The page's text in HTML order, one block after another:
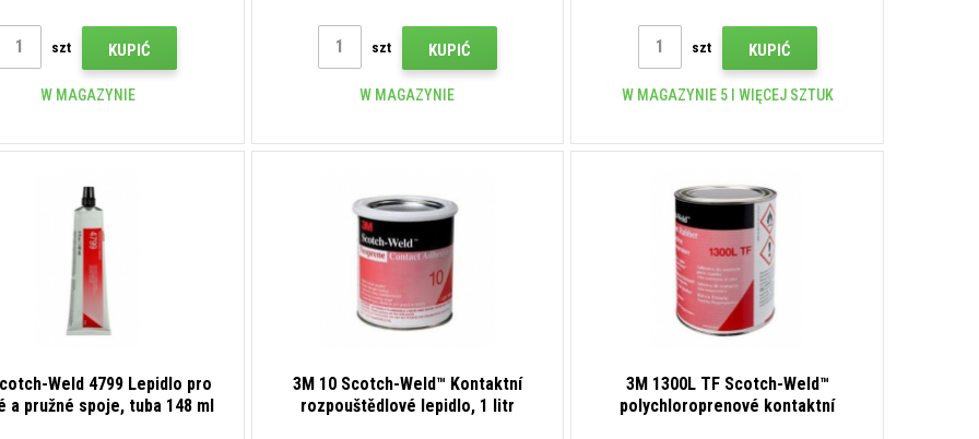
szt KUPIĆ
W MAGAZYNIE
szt KUPIĆ
W MAGAZYNIE
szt KUPIĆ
W MAGAZYNIE 5 I WIĘCEJ SZTUK
Weld 4799 Lepidlo pro
a pružné spoje, tuba 148 ml
3M 10 Scotch-Weld™ Kontaktní
rozpouštědlové lepidlo, 1 litr
3M 1300L TF Scotch-Weld™
polychloroprenové kontaktní